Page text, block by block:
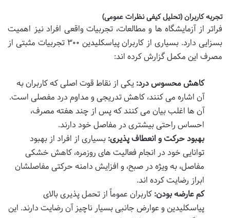
تجربه کاربران (تحلیل کیفی نظرات عمومی)
فراتر از آزمایشگاه ها و مطالعات، تجربیات واقعی افراد نیز اهمیت
بسزایی دارد. بسیاری از کاربران پیاسکلیدین ۳۰۰ تجربیات مثبتی از
مصرف این مکمل گزارش کرده اند:
کاهش محسوس درد: یکی از نقاط قوت اصلی که کاربران به
آن اشاره می کنند، کاهش تدریجی و مداوم درد مفصلی است.
آن ها اغلب بیان می کنند که پس از چند هفته مصرف،
احساس راحتی بیشتری در مفاصل خود دارند.
بهبود حرکت و انعطاف پذیری: بسیاری از افراد از بهبود
توانایی خود در انجام فعالیت های روزمره، کاهش خشکی
مفاصل، به ویژه در صبح، و افزایش دامنه حرکتی مفاصلشان
ابراز رضایت کرده اند.
کم عارضه بودن: کاربران عموماً از تحمل پذیری بالای
پیاسکلیدین و عوارض جانبی بسیار ناچیز آن رضایت دارند. این